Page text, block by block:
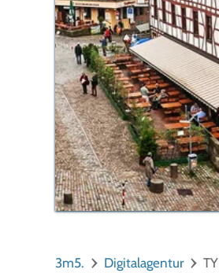
3m5. Digitalagentur